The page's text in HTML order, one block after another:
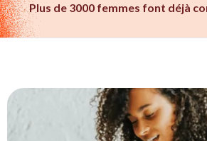
Plus de 3000 femmes font déjà